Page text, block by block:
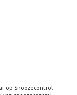
op Snoozecontrol